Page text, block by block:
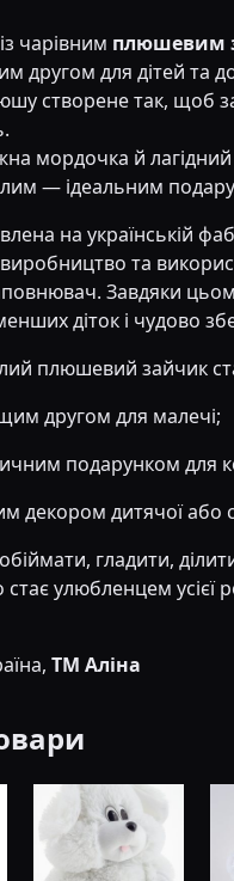
чарівним плюшевим
другом для дітей та
створене так, щоб
мордочка й
— ідеальним
на українській
та
Завдяки
діток і чудово
плюшевий зайчик
другом для малечі;
подарунком для
декором дитячої або
гладити,
улюбленцем усієї
ТМ Аліна